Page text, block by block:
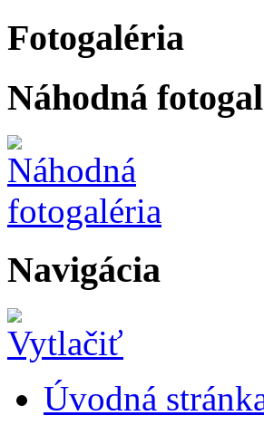
Fotogaléria
Náhodná
Navigácia
Úvodná